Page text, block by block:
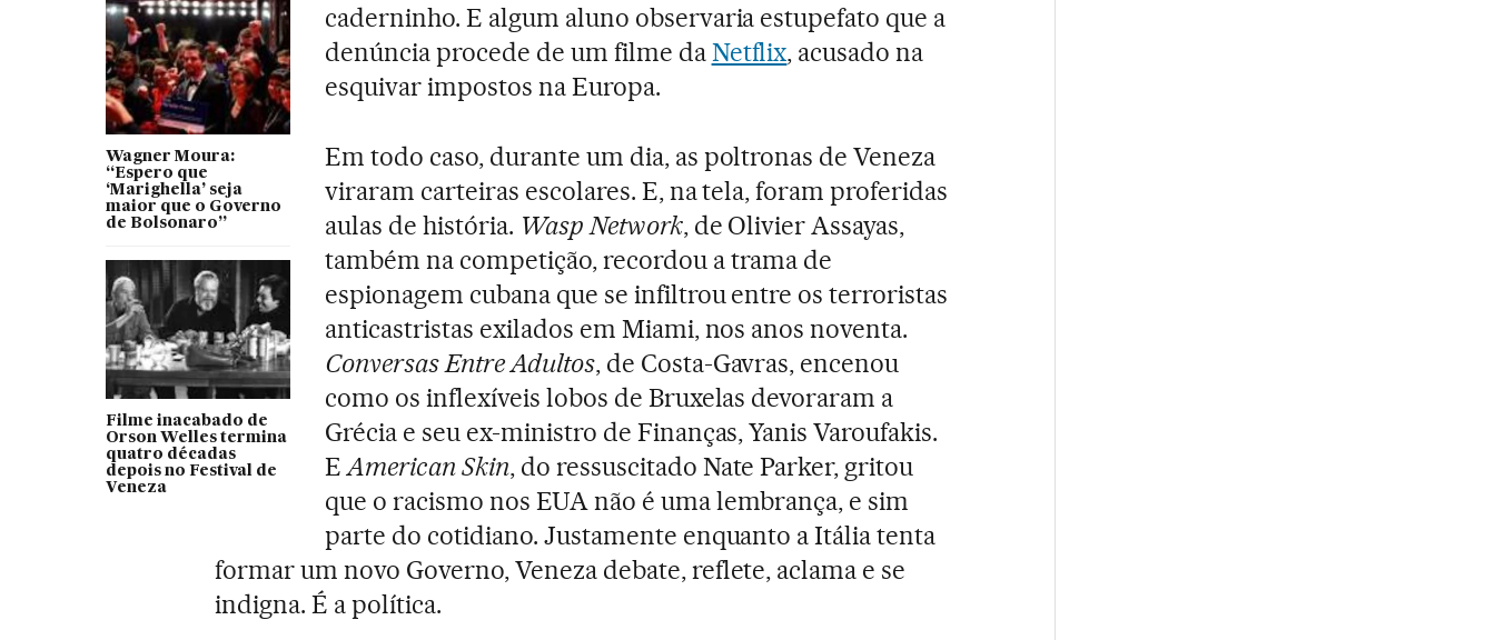
Wagner Moura:
“Espero que
‘Marighella’ seja
maior que o Governo
de Bolsonaro”
Filme inacabado de
Orson Welles termina
quatro décadas
depois no Festival de
Veneza
caderninho. E algum aluno observaria estupefato que a
denúncia procede de um filme daNetflix, acusado na
esquivar impostos na Europa.
Em todo caso, durante um dia, as poltronas de Veneza
viraram carteiras escolares. E, na tela, foram proferidas
aulas de história. Wasp Network, de Olivier Assayas,
também na competição, recordou a trama de
espionagem cubana que se infiltrou entre os terroristas
anticastristas exilados em Miami, nos anos noventa.
Conversas Entre Adultos, de Costa-Gavras, encenou
como os inflexíveis lobos de Bruxelas devoraram a
Grécia e seu ex-ministro de Finanças, Yanis Varoufakis.
EAmerican Skin, do ressuscitado Nate Parker, gritou
que o racismo nos EUA não é uma lembrança, e sim
parte do cotidiano. Justamente enquanto a Itália tenta
formar um novo Governo, Veneza debate, reflete, aclama e se
indigna. É a política.